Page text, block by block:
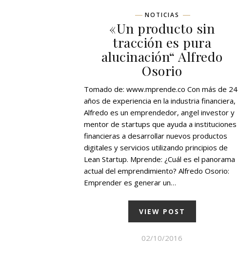
NOTICIAS
«Un producto sin
tracción es pura
alucinación“ Alfredo
Osorio
Tomado de: www.mprende.co Con más de 24
años de experiencia en la industria financiera,
Alfredo es un emprendedor, angel investor y
mentor de startups que ayuda a instituciones
financieras a desarrollar nuevos productos
digitales y servicios utilizando principios de
Lean Startup. Mprende: ¿Cuál es el panorama
actual del emprendimiento? Alfredo Osorio:
Emprender es generar un…
VIEW POST
02/10/2016